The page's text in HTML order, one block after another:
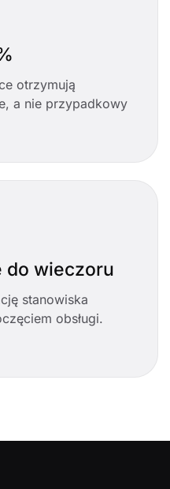
otrzymują
a nie przypadkowy
do wieczoru
stanowiska
obsługi.